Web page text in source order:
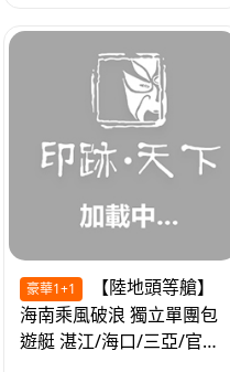
豪華1+1
海南乘風破浪 獨立單團包
遊艇 湛江/海口/三亞/官塘/